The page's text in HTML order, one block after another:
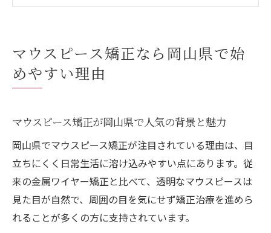
理想の歯並びを叶える矯正選びの極意
マウスピース矯正で実現する理想の歯並び
岡山県で矯正方法を比較するポイント
自分に合うマウスピース矯正の選び方
矯正歯科の口コミを活かした医院選び
岡山でおすすめのマウスピース矯正特徴
認定医による安心マウスピース矯正のポイント
マウスピース矯正は認定医の有無が重要
マウスピース矯正なら岡山県で始
めやすい理由
マウスピース矯正が岡山県で人気の背景と魅力
岡山県でマウスピース矯正が注目されている理由は、目
立ちにくく日常生活に溶け込みやすい点にあります。従
来の金属ワイヤー矯正と比べて、透明なマウスピースは
見た目が自然で、周囲の目を気にせず矯正治療を進めら
れることが多くの方に支持されています。